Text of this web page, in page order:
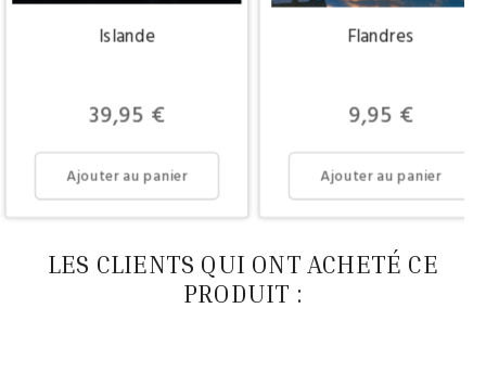
Islande
Prix
39,95 €
Ajouter au panier
Flandres
Prix
9,95 €
Ajouter au panier
LES CLIENTS QUI ONT ACHETÉ CE
PRODUIT :